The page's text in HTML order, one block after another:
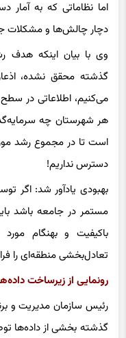
دچار چالش‌ها و مشکلات
وی با بیان اینکه هدف
گذشته محقق نشده،
می‌کنیم، اطلاعاتی در
هر شهرستان چه
است تا در مجموع رشد
دسترس نداریم!
بهبودی یادآور شد: اگر
مستمر در جامعه باشد
باکیفیت و بهنگام
تعادل‌بخشی منطقه‌ای را
رونمایی از زیرساخت
رئیس سازمان مدیریت و
گذشته بخشی از داده‌ها
پیوند میان این دو نوع